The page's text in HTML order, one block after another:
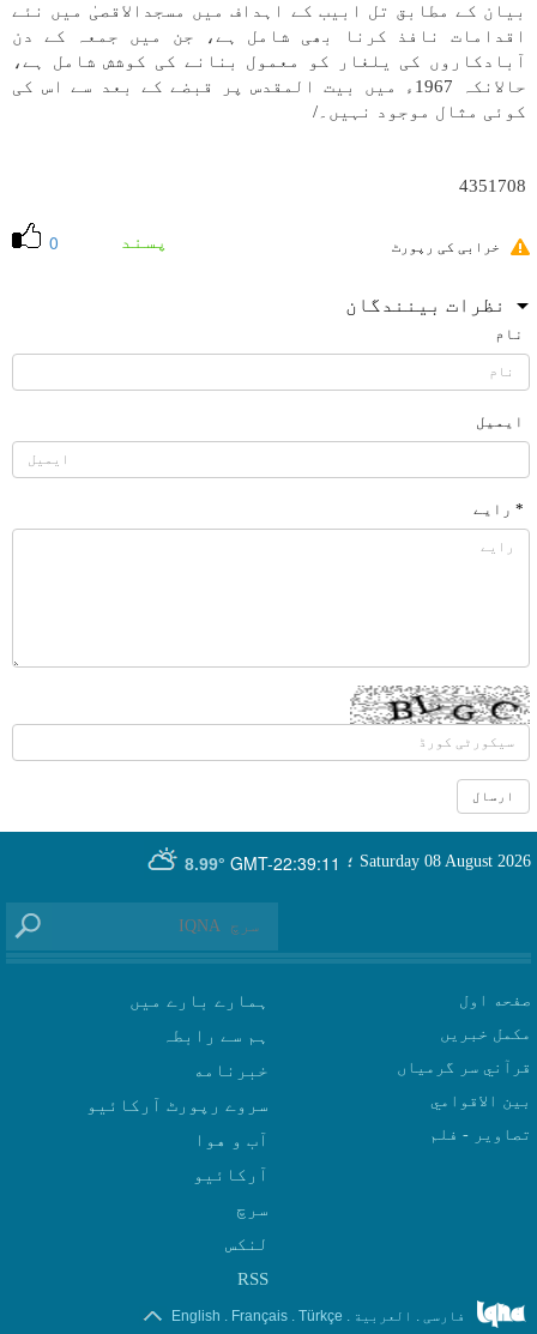
بیان کے مطابق تل ابیب کے اہداف میں مسجدالاقصیٰ میں نئے
اقدامات نافذ کرنا بھی شامل ہے، جن میں جمعہ کے دن
آبادکاروں کی یلغار کو معمول بنانے کی کوشش شامل ہے،
حالانکہ 1967ء میں بیت المقدس پر قبضے کے بعد سے اس کی
کوئی مثال موجود نہیں۔/
4351708
0 پسند خرابی کی رپورٹ
نظرات بینندگان
نام
ایمیل
* رایے
GMT-22:39:11
8.99° Saturday 08 August 2026 ؛
صفحه اول
مکمل خبریں
قرآني سر گرمياں
بين الاقوامي
تصاوير - فلم
ہمارے بارے میں
ہم سے رابطہ
سروے رپورٹ آرکائیو
آب و هوا
سرچ
لنکس
RSS
فارسی . العربیة .
Türkçe
.
Français
.
English